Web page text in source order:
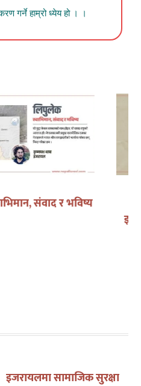
गर्ने हाम्रो ध्येय हो । ।
जोशी: केही बर्षबाट बनेको
तिहार, खल्लो तिज र पुष्पाको
इजरायलमा सामाजिक सुरक्षा